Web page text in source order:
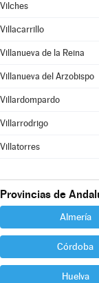
Vilches
Villacarrillo
Villanueva de la Reina
Villanueva del Arzobispo
Villardompardo
Villarrodrigo
Villatorres
Provincias de
Almería
Córdoba
Huelva